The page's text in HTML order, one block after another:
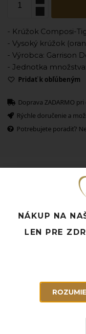
- Krúžok Composi-
- Vysoký krúžok
- Výrobca: Garrison
- Jednotka
Pridať k obľúbeným
Doprava ZADARMO pri
Rýchle doručenie a
Potrebujete poradiť?
Súvisiace
NÁKUP NA
LEN PRE